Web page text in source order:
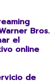
Bros.
el
online
de